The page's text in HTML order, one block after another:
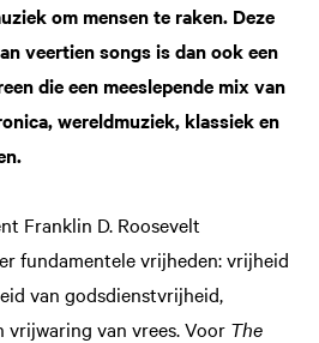
om mensen te raken. Deze
veertien songs is dan ook een
die een meeslepende mix van
wereldmuziek, klassiek en
Franklin D. Roosevelt
fundamentele vrijheden: vrijheid
van godsdienstvrijheid,
van vrees. Voor The
Zoom
in
Zoom
in